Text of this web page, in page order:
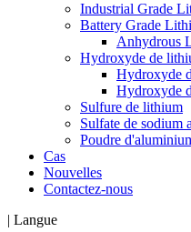
Industrial Grade
Battery Grade
Anhydrous
Hydroxyde de
Hydroxyde
Hydroxyde
Sulfure de lithium
Sulfate de sodium
Poudre
Cas
Nouvelles
Contactez-nous
| Langue